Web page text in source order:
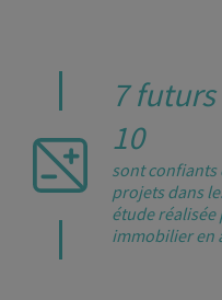
7
10
sont confiants
projets dans
étude réalisée
immobilier en